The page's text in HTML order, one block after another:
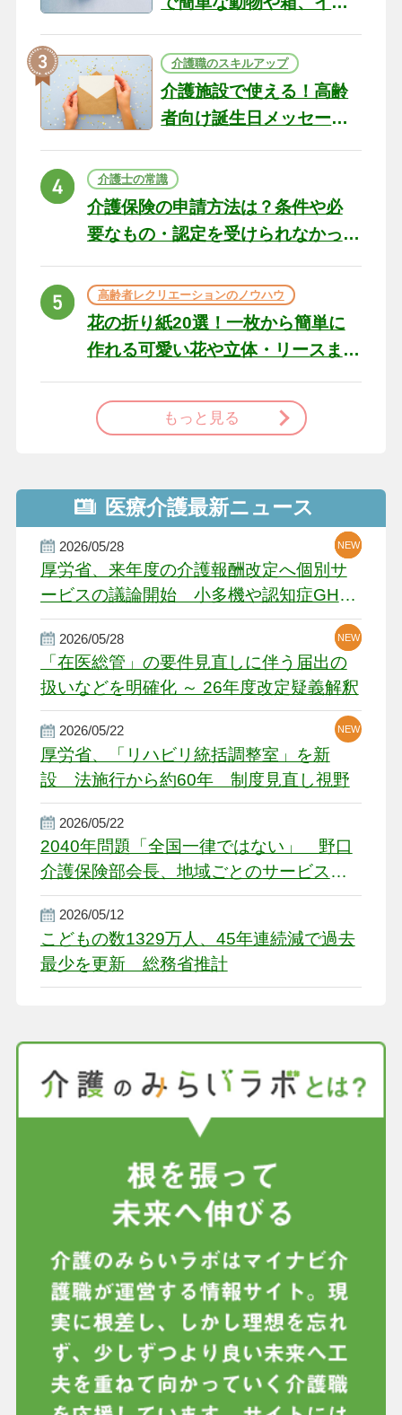
介護職のスキルアップ
介護施設で使える！高齢
者向け誕生日メッセージ
ト
介護士の常識
介護保険の申請方法は？条件や必
要なもの・認定を受けられなかっ
高齢者レクリエーションのノウハウ
花の折り紙20選！一枚から簡単に
作れる可愛い花や立体・リースま
もっと見る
医療介護最新ニュース
2026/05/28
厚労省、来年度の介護報酬改定へ個別サ
ービスの議論開始 小多機や認知症GH、
厳しい経営環境に危機感
NEW
NEW
NEW
2026/05/28
「在医総管」の要件見直しに伴う届出の
扱いなどを明確化 ～ 26年度改定疑義解釈
NEW
NEW
2026/05/22
厚労省、「リハビリ統括調整室」を新
設 法施行から約60年 制度見直し視野
NEW
2026/05/22
2040年問題「全国一律ではない」 野口
介護保険部会長、地域ごとのサービス基
盤整備を促す
2026/05/12
こどもの数1329万人、45年連続減で過去
最少を更新 総務省推計